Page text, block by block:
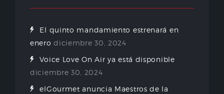
El quinto mandamiento estrenará en
enero diciembre 30, 2024
Voice Love On Air ya está disponible
diciembre 30, 2024
elGourmet anuncia Maestros de la